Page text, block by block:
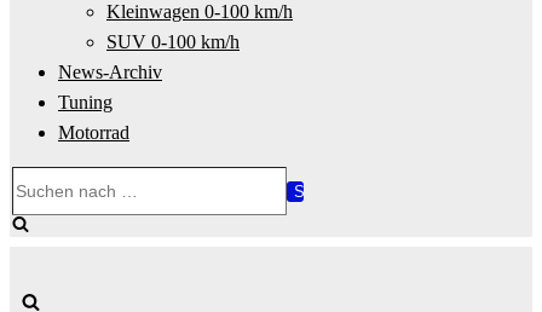
Kleinwagen 0-100 km/h
SUV 0-100 km/h
News-Archiv
Tuning
Motorrad
nach …